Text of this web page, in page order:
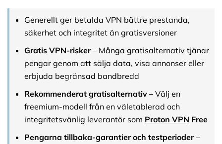
Generellt ger betalda VPN bättre prestanda,
säkerhet och integritet än gratisversioner
Gratis VPN-risker– Många gratisalternativ tjänar
pengar genom att sälja data, visa annonser eller
erbjuda begränsad bandbredd
Rekommenderat gratisalternativ – Välj en
freemium-modell från en väletablerad och
integritetsvänlig leverantör som Proton VPN Free
Pengarna tillbaka-garantier och testperioder–